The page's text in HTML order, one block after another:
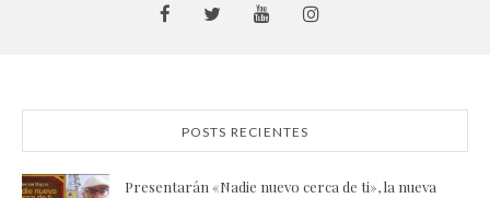
POSTS RECIENTES
Presentarán «Nadie nuevo cerca de ti», la nueva